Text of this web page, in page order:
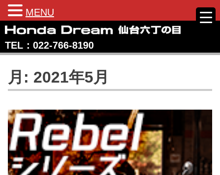
Skip
content
Honda Dream 仙台六丁の目
宮城県仙台市のホンダバイク専売店
TEL：022‐766‐8190
月: 2021年5月
MENU